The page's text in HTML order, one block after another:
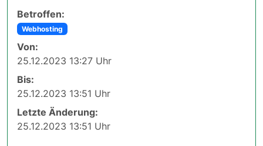
Betroffen:
Webhosting
Von:
25.12.2023 13:27 Uhr
Bis:
25.12.2023 13:51 Uhr
Letzte Änderung:
25.12.2023 13:51 Uhr